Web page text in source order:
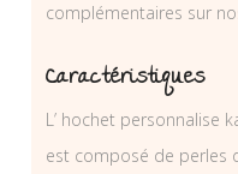
complémentaires sur
Caractéristiques
L’ hochet personnalise
est composé de perles